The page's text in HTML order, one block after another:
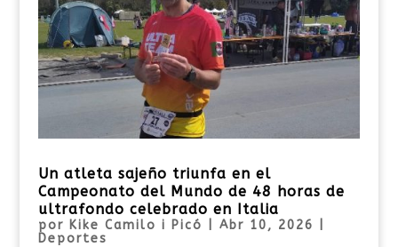
Un atleta sajeño triunfa en el
Campeonato del Mundo de 48 horas de
ultrafondo celebrado en Italia
por Kike Camilo i Picó Abr 10, 2026
Deportes